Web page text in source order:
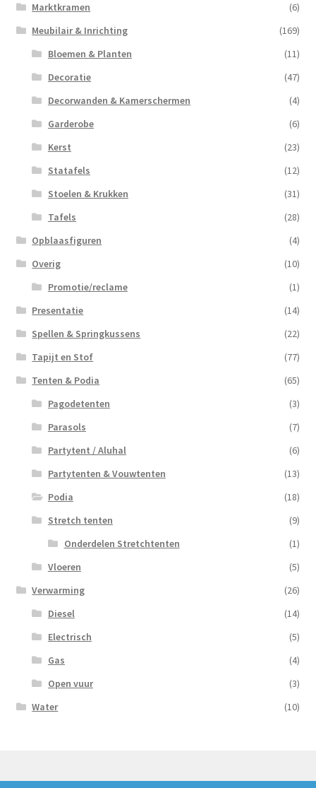
Marktkramen
(6)
Meubilair & Inrichting
(169)
Bloemen & Planten
(11)
Decoratie
(47)
Decorwanden & Kamerschermen
(4)
Garderobe
(6)
Kerst
(23)
Statafels
(12)
Stoelen & Krukken
(31)
Tafels
(28)
Opblaasfiguren
(4)
Overig
(10)
Promotie/reclame
(1)
Presentatie
(14)
Spellen & Springkussens
(22)
Tapijt en Stof
(77)
Tenten & Podia
(65)
Pagodetenten
(3)
Parasols
(7)
Partytent / Aluhal
(6)
Partytenten & Vouwtenten
(13)
Podia
(18)
Stretch tenten
(9)
Onderdelen Stretchtenten
(1)
Vloeren
(5)
Verwarming
(26)
Diesel
(14)
Electrisch
(5)
Gas
(4)
Open vuur
(3)
Water
(10)